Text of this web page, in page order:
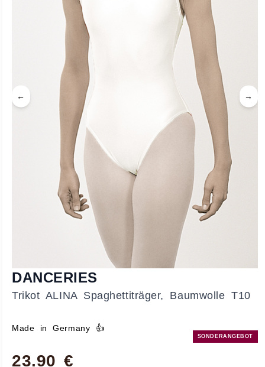
← →
SONDERANGEBOT
DANCERIES
Trikot ALINA Spaghettiträger, Baumwolle T10
Made in Germany 👍
23.90 €